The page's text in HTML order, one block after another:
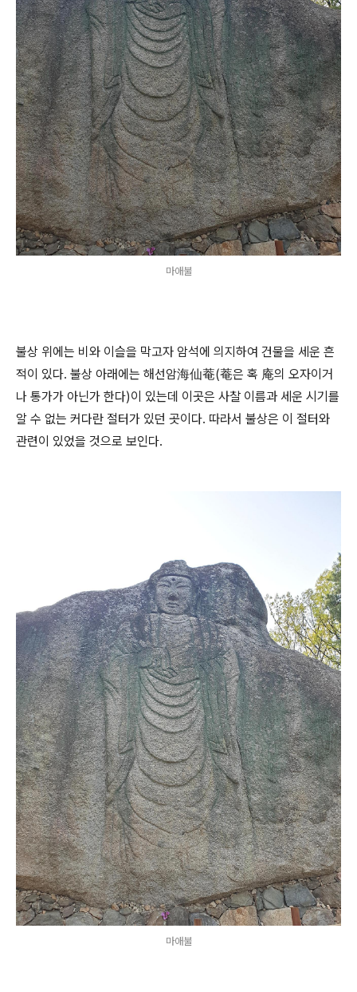
마애불
불상 위에는 비와 이슬을 막고자 암석에 의지하여 건물을 세운 흔
적이 있다. 불상 아래에는 해선암海仙菴(菴은 혹 庵의 오자이거
나 통가가 아닌가 한다)이 있는데 이곳은 사찰 이름과 세운 시기를
알 수 없는 커다란 절터가 있던 곳이다. 따라서 불상은 이 절터와
관련이 있었을 것으로 보인다.
마애불